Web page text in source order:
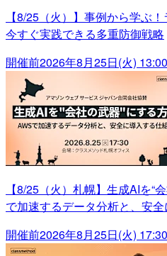
【8/25（火）】事例から学ぶ
今すぐ実践できる多重防御戦略
開催前2026年8月25日(火) 13:00
【8/25（火）札幌】生成AIを“
で加速するデータ分析と、安
開催前2026年8月25日(火) 17:30